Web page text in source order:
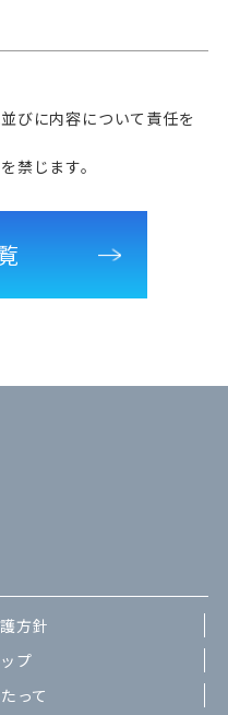
びに内容について責任を
禁じます。
方針
プ
って